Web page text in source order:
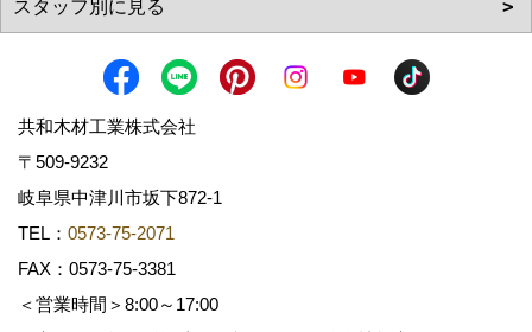
共和木材工業株式会社
〒509-9232
岐阜県中津川市坂下872‐1
TEL： 0573-75-2071
FAX：0573-75-3381
＜営業時間＞8:00～17:00